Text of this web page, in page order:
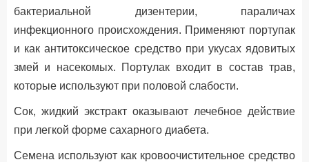
бактериальной дизентерии, параличах
инфекционного происхождения. Применяют портупак
и как антитоксическое средство при укусах ядовитых
змей и насекомых. Портулак входит в состав трав,
которые используют при половой слабости.
Сок, жидкий экстракт оказывают лечебное действие
при легкой форме сахарного диабета.
Семена используют как кровоочистительное средство